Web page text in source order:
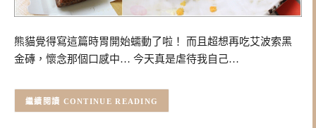
熊貓覺得寫這篇時胃開始蠕動了啦！ 而且超想再吃艾波索黑
金磚，懷念那個口感中… 今天真是虐待我自己…
CONTINUE READING